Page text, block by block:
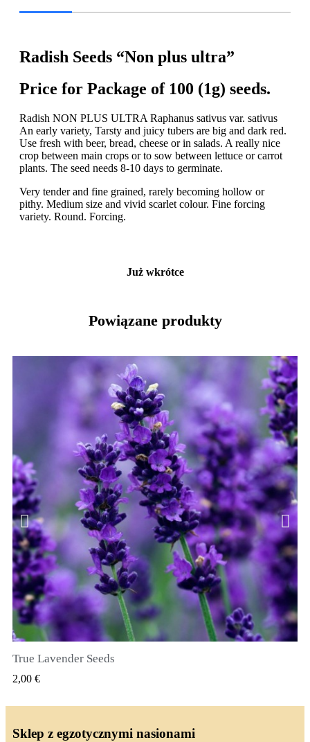
Radish Seeds “Non plus ultra”
Price for Package of 100 (1g) seeds.
Radish NON PLUS ULTRA Raphanus sativus var. sativus
An early variety, Tarsty and juicy tubers are big and dark red.
Use fresh with beer, bread, cheese or in salads. A really nice
crop between main crops or to sow between lettuce or carrot
plants. The seed needs 8-10 days to germinate.
Very tender and fine grained, rarely becoming hollow or
pithy. Medium size and vivid scarlet colour. Fine forcing
variety. Round. Forcing.
Już wkrótce
Powiązane produkty
SZYBKI PODGLĄD
True Lavender Seeds
2,00 €
Sklep z egzotycznymi nasionami